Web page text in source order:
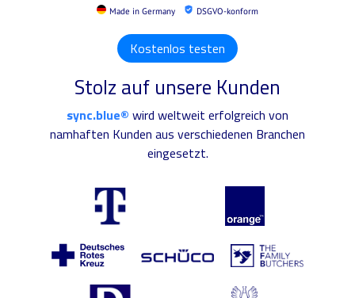
Made in Germany DSGVO-konform
Kostenlos testen
Stolz auf unsere Kunden
sync.blue® wird weltweit erfolgreich von
namhaften Kunden aus verschiedenen Branchen
eingesetzt.